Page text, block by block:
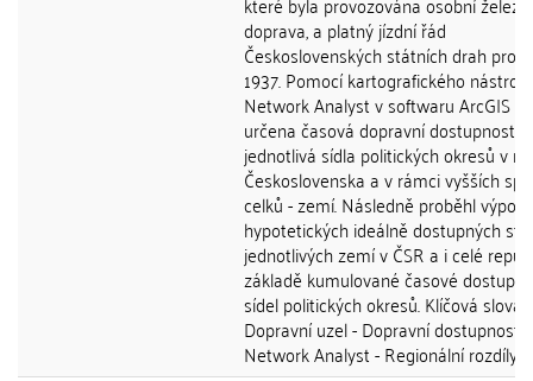
doprava, a platný jízdní řád
Československých státních drah pro
1937. Pomocí kartografického nástroje
Network Analyst v softwaru ArcGIS
určena časová dopravní dostupnost
jednotlivá sídla politických okresů v
Československa a v rámci vyšších
celků - zemí. Následně proběhl
hypotetických ideálně dostupných
jednotlivých zemí v ČSR a i celé
základě kumulované časové
sídel politických okresů. Klíčová slova:
Dopravní uzel - Dopravní dostupnost -
Network Analyst - Regionální rozdíly